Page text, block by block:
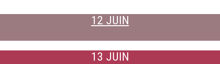
12 JUIN
13 JUIN